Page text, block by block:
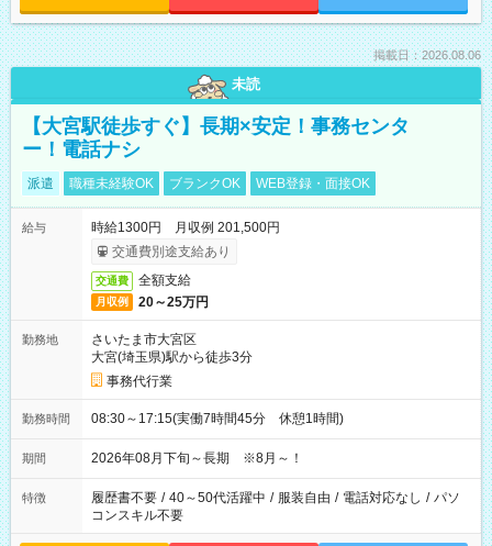
掲載日：2026.08.06
未読
【大宮駅徒歩すぐ】長期×安定！事務センタ
ー！電話ナシ
派遣 職種未経験OK ブランクOK WEB登録・面接OK
給与
時給1300円 月収例 201,500円
交通費別途支給あり
交通費 全額支給
月収例 20～25万円
勤務地
さいたま市大宮区
大宮(埼玉県)駅から徒歩3分
事務代行業
勤務時間 08:30～17:15(実働7時間45分 休憩1時間)
期間 2026年08月下旬～長期 ※8月～！
特徴 履歴書不要 / 40～50代活躍中 / 服装自由 / 電話対応なし / パソ
コンスキル不要